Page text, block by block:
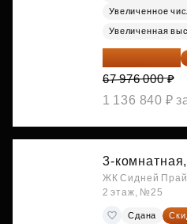
Увеличенное
Увеличенная
65 936 720 ₽
67 976 000 ₽
1 136 840 ₽
3-комнатная,
ЖК Сидней
2 этаж, №25
Сдана